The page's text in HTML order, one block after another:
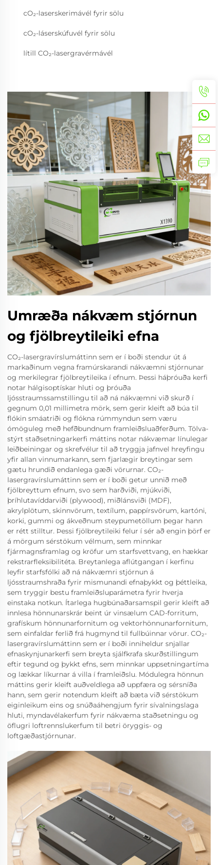
cO₂-laserskerimávél fyrir sölu
cO₂-láserskúfuvél fyrir sölu
lítill CO₂-lasergravérmávél
Umræða nákvæm stjórnun
og fjölbreytileiki efna
CO₂-lasergravírslumáttinn sem er í boði stendur út á
markaðinum vegna framúrskarandi nákvæmni stjórnunar
og merkilegrar fjölbreytileika í efnum. Þessi háþróuða kerfi
notar hálgisoptískar hluti og þróuða
ljósstraumssamstillingu til að ná nákvæmni við skurð í
gegnum 0,01 millimetra mörk, sem gerir kleift að búa til
flókin smáatriði og flókna rúmmyndun sem væru
ómöguleg með hefðbundnum framleiðsluaðferðum. Tölva-
stýrt staðsetningarkerfi máttins notar nákvæmar línulegar
leiðbeiningar og skrefvélur til að tryggja jafnvel hreyfingu
yfir allan vinnumarkann, sem fjarlægir breytingar sem
gætu hrundið endanlega gæði vörurnar. CO₂-
lasergravírslumáttinn sem er í boði getur unnið með
fjölbreyttum efnum, svo sem harðviði, mjúkviði,
þríhlutavíddarviði (plywood), miðlánsviði (MDF),
akrylplötum, skinnvörum, textílum, pappírsvörum, kartóni,
korki, gummi og ákveðnum steypumetöllum þegar hann
er rétt stilltur. Þessi fjölbreytileiki felur í sér að engin þörf er
á mörgum sérstökum vélmum, sem minnkar
fjármagnsframlag og kröfur um starfsvettvang, en hækkar
rekstrarfleksibilitéta. Breytanlega aflútgangan í kerfinu
leyfir starfsfólki að ná nákvæmri stjórnun á
ljósstraumshraða fyrir mismunandi efnaþykkt og þéttleika,
sem tryggir bestu framleiðsluparámetra fyrir hverja
einstaka notkun. Ítarlega hugbúnaðarsamspil gerir kleift að
innlesa hönnunarskrár beint úr vinsælum CAD-forritum,
grafískum hönnunarfornitum og vektorhönnunarfornitum,
sem einfaldar ferlið frá hugmynd til fullbúinnar vörur. CO₂-
lasergravírslumáttinn sem er í boði inniheldur snjallar
efnaskynjunarkerfi sem breyta sjálfkrafa skurðstillingum
eftir tegund og þykkt efns, sem minnkar uppsetningartíma
og lækkar líkurnar á villa í framleiðslu. Módulegra hönnun
máttins gerir kleift auðveldlega að uppfæra og sérsníða
hann, sem gerir notendum kleift að bæta við sérstökum
eiginleikum eins og snúðaáhengjum fyrir sívalningslaga
hluti, myndavélakerfum fyrir nákvæma staðsetningu og
öflugri loftrennslukerfum til betri öryggis- og
loftgæðastjórnunar.